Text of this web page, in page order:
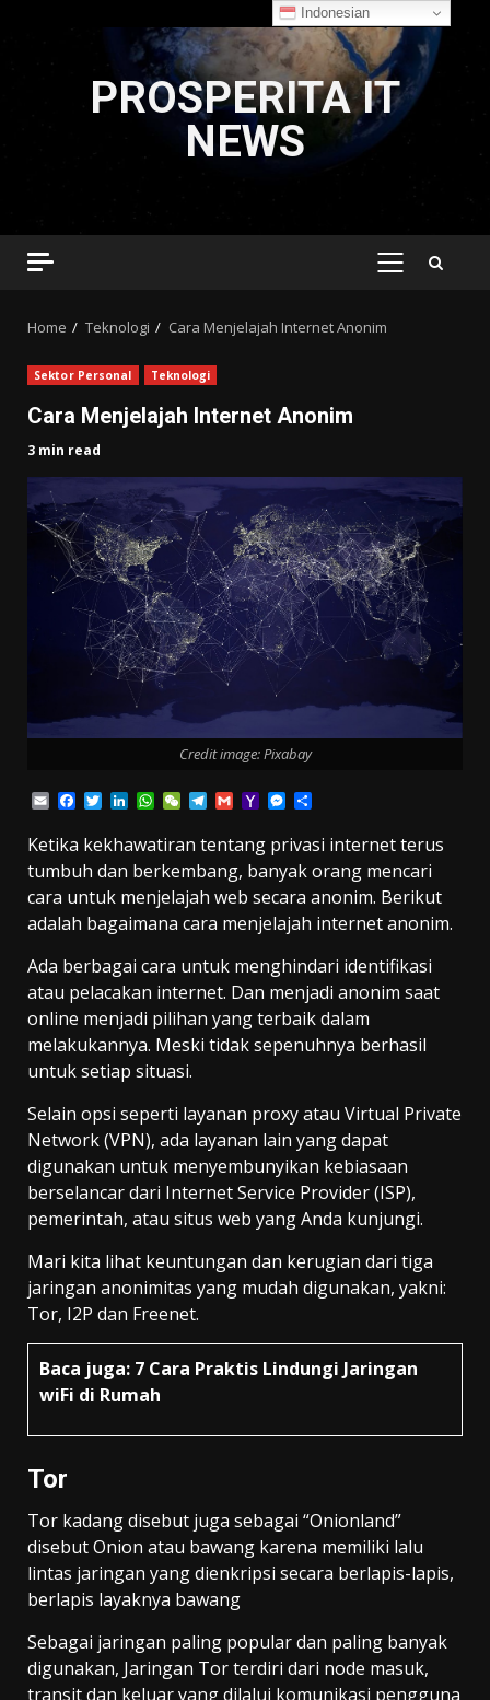
PROSPERITA IT
NEWS
PRIMARY
Home Teknologi Cara Menjelajah Internet Anonim
Sektor Personal Teknologi
Cara Menjelajah Internet Anonim
3 min read
Credit image: Pixabay
EmailFacebook
TwitterLinkedIn
WhatsApp
WeChatTelegram
GmailYahooMessenger
Ketika kekhawatiran tentang privasi internet terus
tumbuh dan berkembang, banyak orang mencari
cara untuk menjelajah web secara anonim. Berikut
adalah bagaimana cara menjelajah internet anonim.
Ada berbagai cara untuk menghindari identifikasi
atau pelacakan internet. Dan menjadi anonim saat
online menjadi pilihan yang terbaik dalam
melakukannya. Meski tidak sepenuhnya berhasil
untuk setiap situasi.
Selain opsi seperti layanan proxy atau Virtual Private
Network (VPN), ada layanan lain yang dapat
digunakan untuk menyembunyikan kebiasaan
berselancar dari Internet Service Provider (ISP),
pemerintah, atau situs web yang Anda kunjungi.
Mari kita lihat keuntungan dan kerugian dari tiga
jaringan anonimitas yang mudah digunakan, yakni:
Tor, I2P dan Freenet.
Baca juga: 7 Cara Praktis Lindungi Jaringan
wiFi di Rumah
Tor
Tor kadang disebut juga sebagai “Onionland”
disebut Onion atau bawang karena memiliki lalu
lintas jaringan yang dienkripsi secara berlapis-lapis,
berlapis layaknya bawang
Sebagai jaringan paling popular dan paling banyak
digunakan, Jaringan Tor terdiri dari node masuk,
transit dan keluar yang dilalui komunikasi pengguna
Indonesian